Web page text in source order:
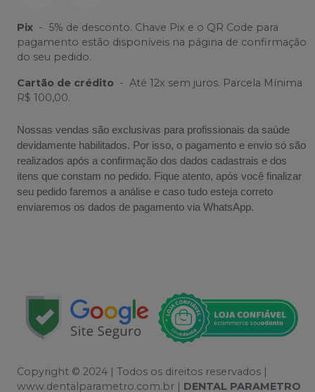
Pix - 5% de desconto. Chave Pix e o QR Code para
pagamento estão disponíveis na página de confirmação
do seu pedido.
Cartão de crédito - Até 12x sem juros. Parcela Mínima
R$ 100,00.
Nossas vendas são exclusivas para profissionais da saúde
devidamente habilitados. Por isso, o pagamento e envio só são
realizados após a confirmação dos dados cadastrais e dos
itens que constam no pedido. Fique atento, após você finalizar
seu pedido faremos a análise e caso tudo esteja correto
enviaremos os dados de pagamento via WhatsApp.
Copyright © 2024 | Todos os direitos reservados |
www.dentalparametro.com.br | DENTAL PARAMETRO